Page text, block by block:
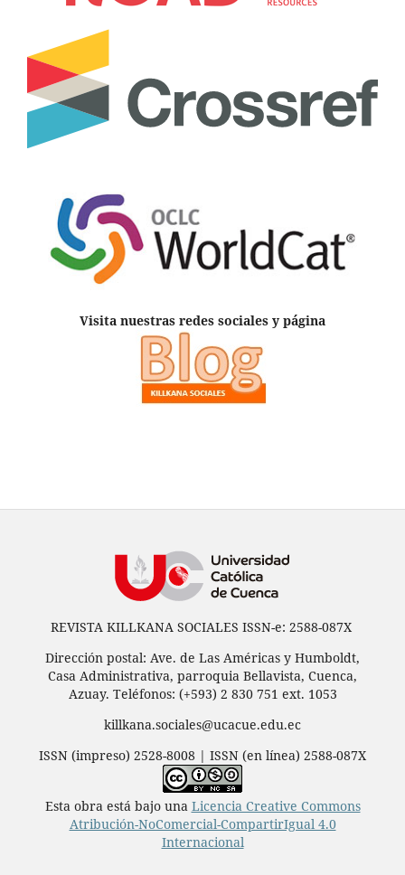
Visita nuestras redes sociales y página
REVISTA KILLKANA SOCIALES ISSN-e: 2588-087X
Dirección postal: Ave. de Las Américas y Humboldt,
Casa Administrativa, parroquia Bellavista, Cuenca,
Azuay. Teléfonos: (+593) 2 830 751 ext. 1053
killkana.sociales@ucacue.edu.ec
ISSN (impreso) 2528-8008 | ISSN (en línea) 2588-087X
Esta obra está bajo una Licencia Creative Commons
Atribución-NoComercial-CompartirIgual 4.0
Internacional